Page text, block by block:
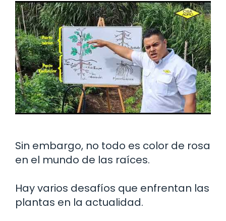
Sin embargo, no todo es color de rosa
en el mundo de las raíces.
Hay varios desafíos que enfrentan las
plantas en la actualidad.